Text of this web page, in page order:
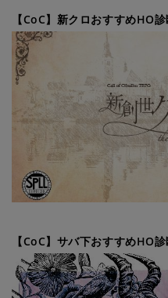
【CoC】新クロおすすめHO
【CoC】サバ下おすすめHO